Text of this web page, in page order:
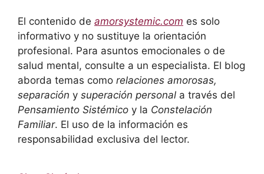
El contenido de amorsystemic.com es solo
informativo y no sustituye la orientación
profesional. Para asuntos emocionales o de
salud mental, consulte a un especialista. El blog
aborda temas como relaciones amorosas,
separación y superación personal a través del
Pensamiento Sistémico y la Constelación
Familiar. El uso de la información es
responsabilidad exclusiva del lector.